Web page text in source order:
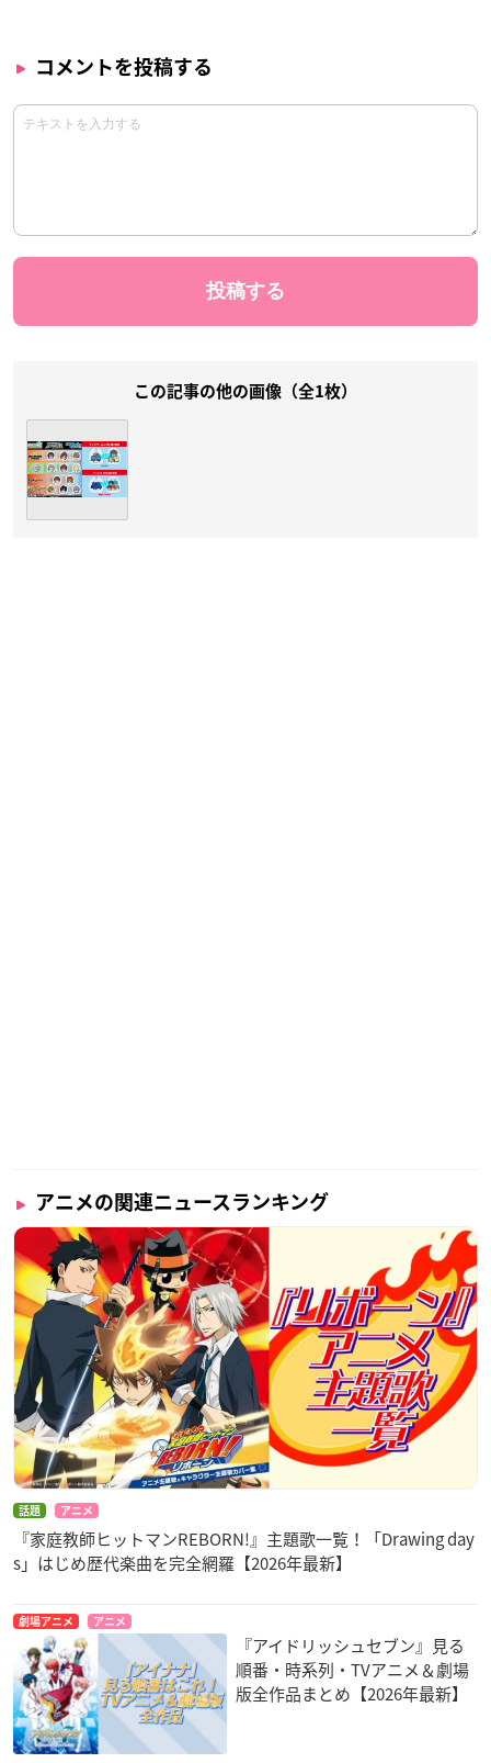
コメントを投稿する
この記事の他の画像（全1枚）
アニメの関連ニュースランキング
話題 アニメ
『家庭教師ヒットマンREBORN!』主題歌一覧！「Drawing day
s」はじめ歴代楽曲を完全網羅【2026年最新】
劇場アニメ アニメ
『アイドリッシュセブン』見る
順番・時系列・TVアニメ＆劇場
版全作品まとめ【2026年最新】